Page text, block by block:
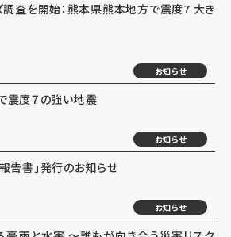
査を開始：熊本県熊本地方で震度7 大き
お知らせ
震度７の強い地震
お知らせ
告書」発行のお知らせ
お知らせ